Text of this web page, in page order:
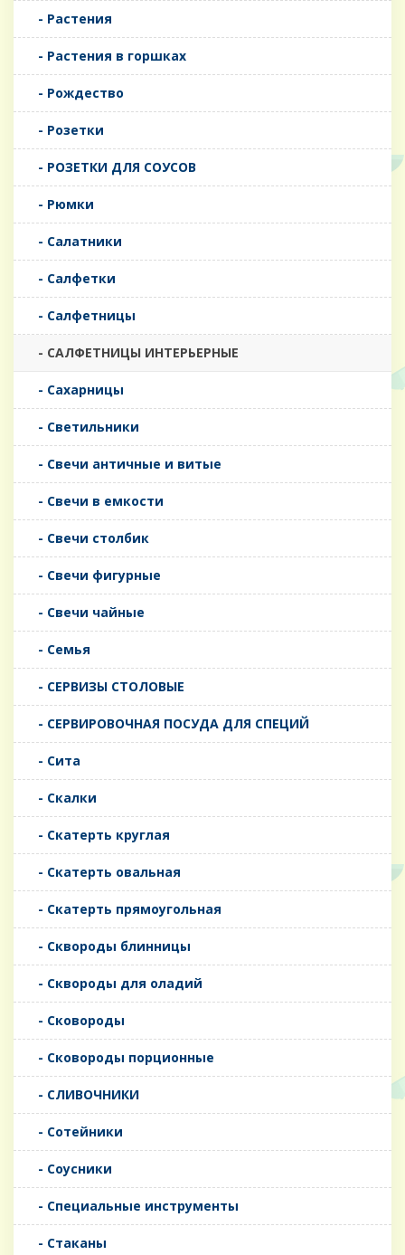
- Растения
- Растения в горшках
- Рождество
- Розетки
- РОЗЕТКИ ДЛЯ СОУСОВ
- Рюмки
- Салатники
- Салфетки
- Салфетницы
- САЛФЕТНИЦЫ ИНТЕРЬЕРНЫЕ
- Сахарницы
- Светильники
- Свечи античные и витые
- Свечи в емкости
- Свечи столбик
- Свечи фигурные
- Свечи чайные
- Семья
- СЕРВИЗЫ СТОЛОВЫЕ
- СЕРВИРОВОЧНАЯ ПОСУДА ДЛЯ СПЕЦИЙ
- Сита
- Скалки
- Скатерть круглая
- Скатерть овальная
- Скатерть прямоугольная
- Сквороды блинницы
- Сквороды для оладий
- Сковороды
- Сковороды порционные
- СЛИВОЧНИКИ
- Сотейники
- Соусники
- Специальные инструменты
- Стаканы